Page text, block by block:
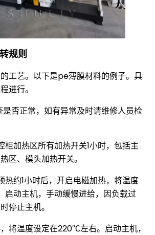
规则
工艺。以下是pe薄膜材料的例子。具
进行。
是否正常，如有异常及时请维修人员检
柜加热区所有加热开关1小时，包括主
区、模头加热开关。
热约1小时后，开启电磁加热，将温度
动主机，手动缓慢进给，因负载过
停止主机。
将温度设定在220℃左右。启动主机，